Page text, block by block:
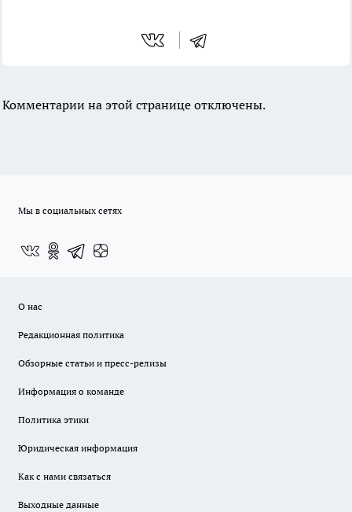
Комментарии на этой странице отключены.
Мы в социальных сетях
О нас
Редакционная политика
Обзорные статьи и пресс-релизы
Информация о команде
Политика этики
Юридическая информация
Как с нами связаться
Выходные данные